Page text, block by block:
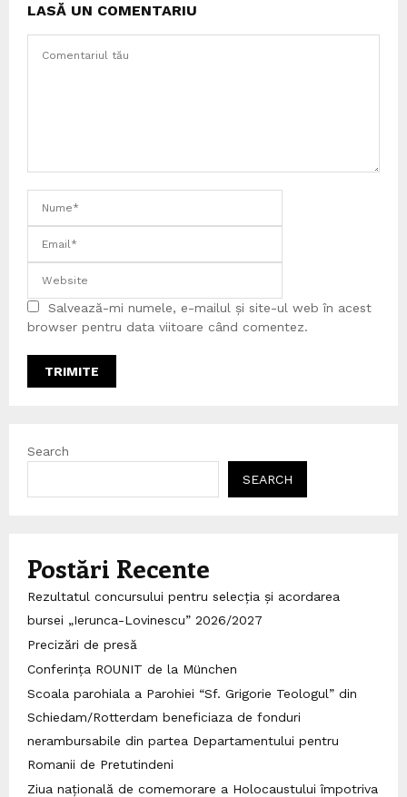
LASĂ UN COMENTARIU
Salvează-mi numele, e-mailul și site-ul web în acest
browser pentru data viitoare când comentez.
Search
SEARCH
Postări Recente
Rezultatul concursului pentru selecția și acordarea
bursei „Ierunca-Lovinescu” 2026/2027
Precizări de presă
Conferința ROUNIT de la München
Scoala parohiala a Parohiei “Sf. Grigorie Teologul” din
Schiedam/Rotterdam beneficiaza de fonduri
nerambursabile din partea Departamentului pentru
Romanii de Pretutindeni
Ziua națională de comemorare a Holocaustului împotriva